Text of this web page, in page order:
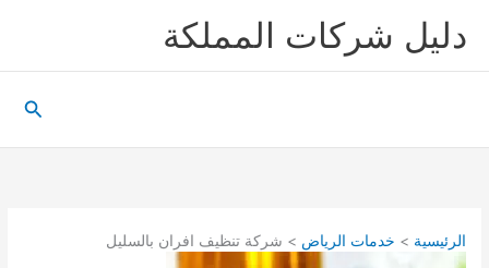
دليل شركات المملكة
الرئيسية خدمات الرياض شركة تنظيف افران بالسليل